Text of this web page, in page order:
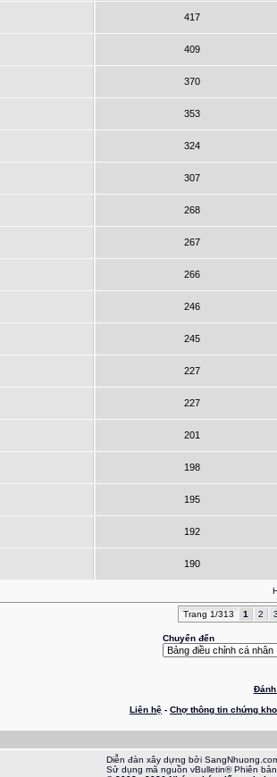
417
409
370
353
324
307
268
267
266
246
245
227
227
201
198
195
192
190
Trang 1/313 1 2 3
Chuyển đến
Liên hệ - Chợ thông tin chứng
Diễn đàn xây dựng bởi
Sử dụng mã nguồn vBulletin® Phiên